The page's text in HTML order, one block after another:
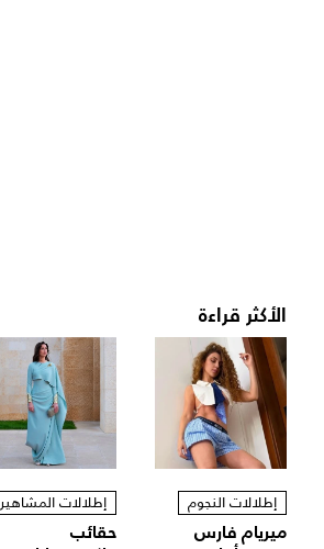
الأكثر قراءة
إطلالات النجوم
ميريام فارس
إطلالات المشاهير
حقائب